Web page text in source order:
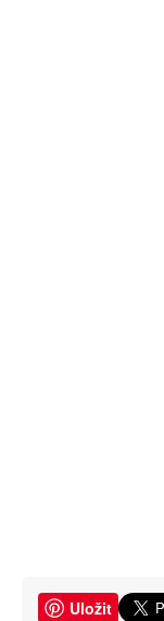
Uložit